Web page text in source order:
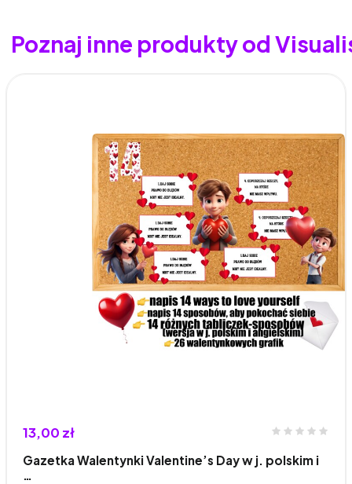
Poznaj inne produkty od
13,00 zł
Gazetka Walentynki Valentine’s Day w j. polskim i
…